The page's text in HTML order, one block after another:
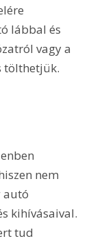
lábbal és
vagy a
tölthetjük.
nem
autó
kihívásaival.
tud